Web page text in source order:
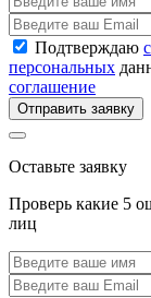
Подтверждаю
персональных
соглашение
Отправить заявку
Оставьте заявку
Проверь какие 5
лиц